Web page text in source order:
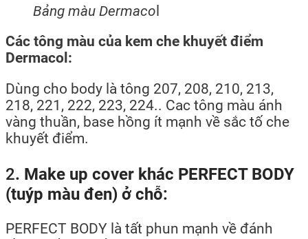
Bảng màu Dermaco
Các tông màu của kem che khuyết điểm
Dermacol:
Dùng cho body là tông 207, 208, 210, 213,
218, 221, 222, 223, 224.. Cac tông màu ánh
vàng thuần, base hồng ít mạnh về sắc tố che
khuyết điểm.
2. Make up cover khác PERFECT BODY
(tuýp màu đen) ở chỗ:
PERFECT BODY là tất phun mạnh về đánh